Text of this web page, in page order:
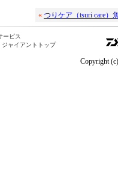
« つりケア（tsuri care
ービス
ジャイアントトップ
Copyright